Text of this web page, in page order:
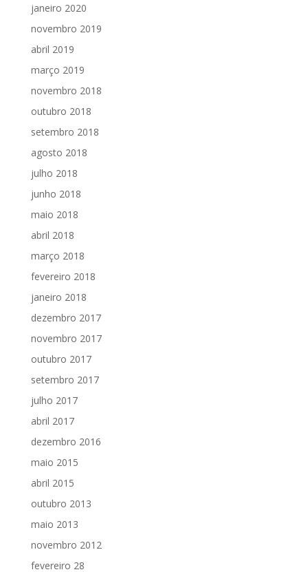
janeiro 2020
novembro 2019
abril 2019
março 2019
novembro 2018
outubro 2018
setembro 2018
agosto 2018
julho 2018
junho 2018
maio 2018
abril 2018
março 2018
fevereiro 2018
janeiro 2018
dezembro 2017
novembro 2017
outubro 2017
setembro 2017
julho 2017
abril 2017
dezembro 2016
maio 2015
abril 2015
outubro 2013
maio 2013
novembro 2012
fevereiro 28